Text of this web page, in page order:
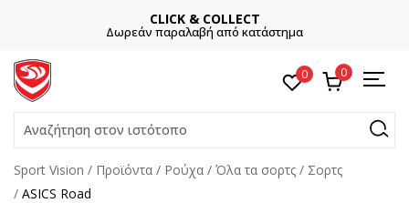
CLICK & COLLECT
Δωρεάν παραλαβή από κατάστημα
0 0
Αναζήτηση στον ιστότοπο
Sport Vision Προϊόντα Ρούχα Όλα τα σορτς
Σορτς
ASICS Road